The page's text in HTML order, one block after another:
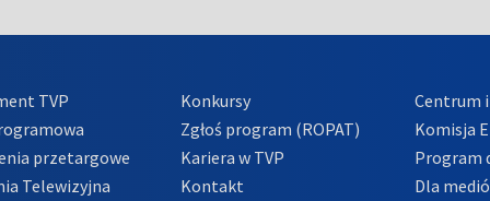
TVP
przetargowe
Telewizyjna
Konkursy
Zgłoś program (ROPAT)
Kariera w TVP
Kontakt
Centrum
Komisja
Program
Dla